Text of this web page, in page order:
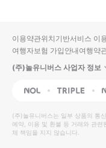
입니
다.
높
은
순
동
영
상
순
상
이용약관위치기반서비스 이
여행자보험 가입안내여행약
(주)놀유니버스 사업자 정보
NOL Triple
(주)놀유니버스는 일부 상품의 통
예약, 이용 및 환불 등 거래와 관련
체 책임을 지지 않습니다.